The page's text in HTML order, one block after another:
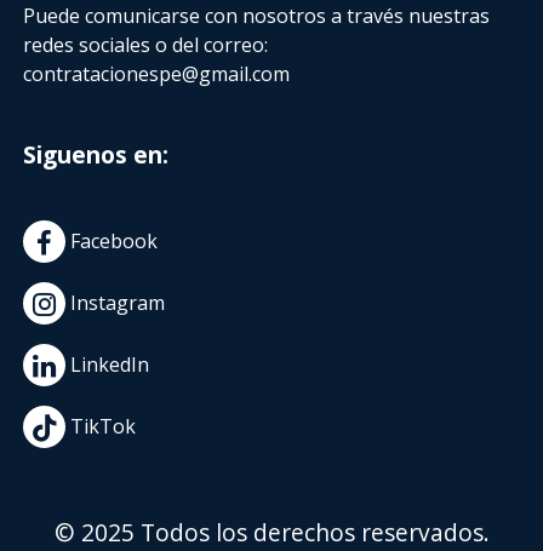
Puede comunicarse con nosotros a través nuestras
redes sociales o del correo:
contratacionespe@gmail.com
Siguenos en:
Facebook
Instagram
LinkedIn
TikTok
© 2025 Todos los derechos reservados.